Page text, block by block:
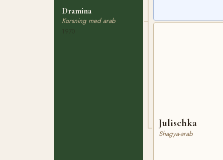
Dramina
Korsning med arab
Julischka
Shagya-arab